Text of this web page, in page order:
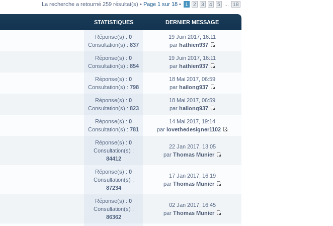
La recherche a retourné 259 résultat(s) • Page 1 sur 18 • 1 2 3 4 5 18
STATISTIQUES DERNIER MESSAGE
Réponse(s) : 0
Consultation(s) : 837
19 Juin 2017, 16:11
par hathien937
Réponse(s) : 0
Consultation(s) : 854
19 Juin 2017, 16:11
par hathien937
Réponse(s) : 0
Consultation(s) : 798
18 Mai 2017, 06:59
par hailong937
Réponse(s) : 0
Consultation(s) : 823
18 Mai 2017, 06:59
par hailong937
Réponse(s) : 0
Consultation(s) : 781
14 Mai 2017, 19:14
par lovethedesigner1102
Réponse(s) : 0
Consultation(s) :
84412
22 Jan 2017, 13:05
par Thomas Munier
Réponse(s) : 0
Consultation(s) :
87234
17 Jan 2017, 16:19
par Thomas Munier
Réponse(s) : 0
Consultation(s) :
86362
02 Jan 2017, 16:45
par Thomas Munier